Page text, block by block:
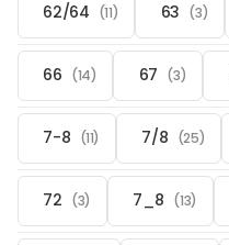
62/64 (11) 63 (3)
66 (14) 67 (3)
7-8 (11) 7/8 (25)
72 (3) 7_8 (13)